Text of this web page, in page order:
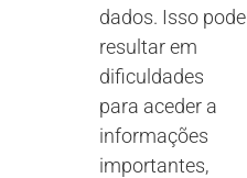
dados. Isso pode
resultar em
dificuldades
para aceder a
informações
importantes,